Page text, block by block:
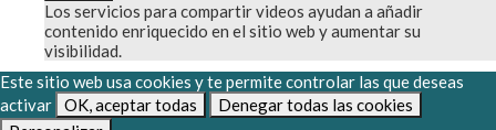
Los servicios para compartir videos ayudan a añadir
contenido enriquecido en el sitio web y aumentar su
visibilidad.
Este sitio web usa cookies y te permite controlar las que deseas
activar
OK, aceptar todas
Denegar todas las cookies